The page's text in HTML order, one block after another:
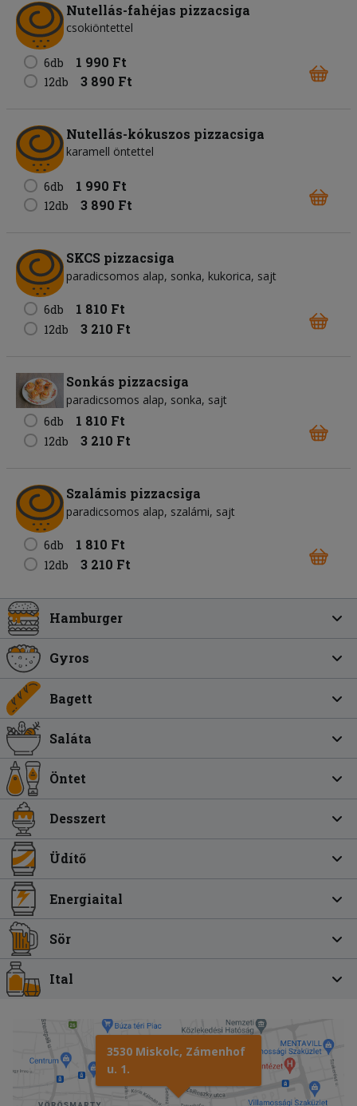
Nutellás-fahéjas pizzacsiga
csokiöntettel
6db 1 990 Ft
12db 3 890 Ft
Nutellás-kókuszos pizzacsiga
karamell öntettel
6db 1 990 Ft
12db 3 890 Ft
SKCS pizzacsiga
paradicsomos alap sonka kukorica sajt
6db 1 810 Ft
12db 3 210 Ft
Sonkás pizzacsiga
paradicsomos alap sonka sajt
6db
1 810 Ft
12db 3 210 Ft
Szalámis pizzacsiga
paradicsomos alap szalámi sajt
6db 1 810 Ft
12db 3 210 Ft
Hamburger
Gyros
Bagett
Saláta
Öntet
Desszert
Üdítő
Energiaital
Sör
Ital
3530 Miskolc, Zámenhof
u. 1.